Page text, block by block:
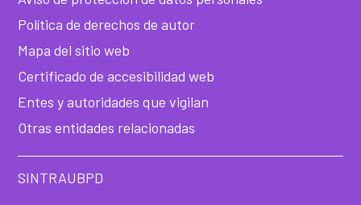
Política de derechos de autor
Mapa del sitio web
Certificado de accesibilidad web
Entes y autoridades que vigilan
Otras entidades relacionadas
SINTRAUBPD